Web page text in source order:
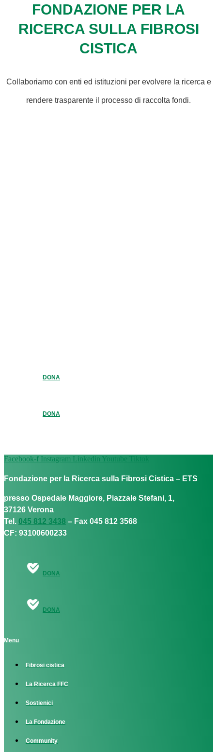
FONDAZIONE PER LA
RICERCA SULLA FIBROSI
CISTICA
Collaboriamo con enti ed istituzioni per evolvere la ricerca e
rendere trasparente il processo di raccolta fondi.
DONA
DONA
Facebook-f Instagram Linkedin Youtube Tiktok
Fondazione per la Ricerca sulla Fibrosi Cistica – ETS
presso Ospedale Maggiore, Piazzale Stefani, 1,
37126 Verona
Tel. 045 812 3438 – Fax 045 812 3568
CF: 93100600233
DONA
DONA
Menu
Fibrosi cistica
La Ricerca FFC
Sostienici
La Fondazione
Community